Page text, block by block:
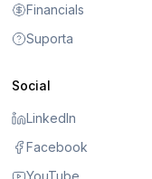
Financials
Suporta
Social
LinkedIn
Facebook
YouTube